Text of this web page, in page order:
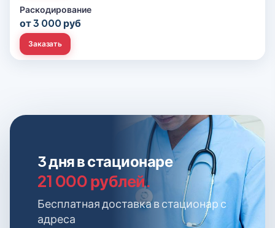
Раскодирование
от 3 000 руб
Заказать
3 дня в стационаре
21 000 рублей.
Бесплатная доставка в стационар с
адреса